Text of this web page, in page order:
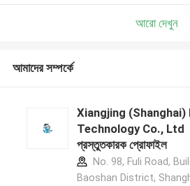
আরো দেখুন
আমাদের সম্পর্কে
Xiangjing (Shanghai)
Technology Co., Ltd
প্রস্তুতকারক প্রোফাইল
No. 98, Fuli Road,
Baoshan District,